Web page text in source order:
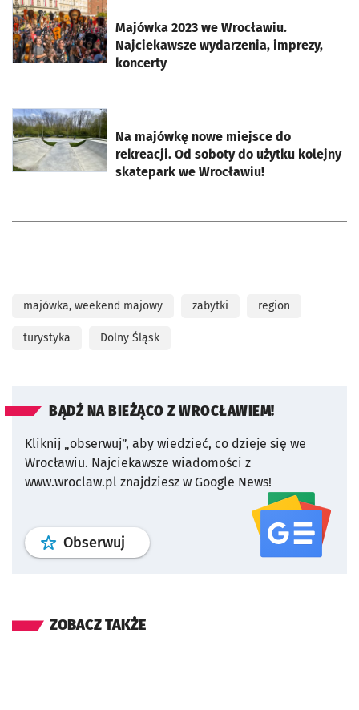
Majówka 2023 we Wrocławiu.
Najciekawsze wydarzenia, imprezy,
koncerty
otworzy się w nowej karcie
Na majówkę nowe miejsce do
rekreacji. Od soboty do użytku kolejny
skatepark we Wrocławiu!
otworzy się w nowej karcie
majówka, weekend majowy zabytki region
turystyka Dolny Śląsk
BĄDŹ NA BIEŻĄCO Z WROCŁAWIEM!
Kliknij „obserwuj”, aby wiedzieć, co dzieje się we
Wrocławiu. Najciekawsze wiadomości z
www.wroclaw.pl znajdziesz w Google News!
Obserwuj profil serwisu
ZOBACZ TAKŻE